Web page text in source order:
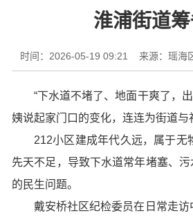
淮浦街道
时间：2026-05-19 09:21 来源：瑶海
“下水道不堵了、地面干爽了，
姨说起家门口的变化，连连为街道与
212小区建成年代久远，属于
先天不足，导致下水道常年堵塞、
的民生问题。
戴安桥社区纪检委员在日常走